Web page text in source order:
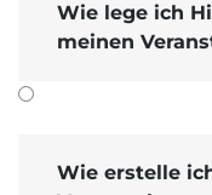
Wie lege ich
meinen
Wie erstelle